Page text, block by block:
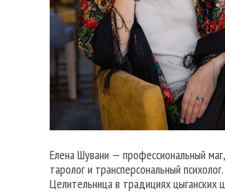
Елена Шувани — профессиональный маг,
таролог и трансперсональный психолог.
Целительница в традициях цыганских